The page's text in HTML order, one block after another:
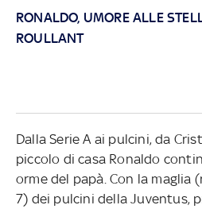
RONALDO, UMORE ALLE
ROULLANT
Dalla Serie A ai pulcini, da
piccolo di casa Ronaldo
orme del papà. Con la maglia
7) dei pulcini della Juventus,